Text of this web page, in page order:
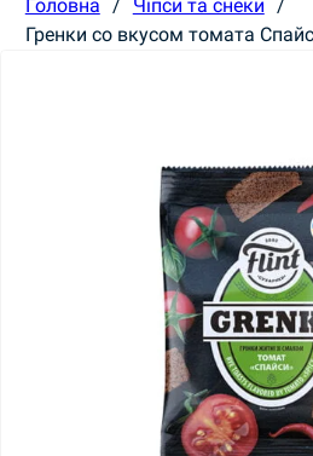
Головна / Чіпси та снеки /
Гренки со вкусом томата